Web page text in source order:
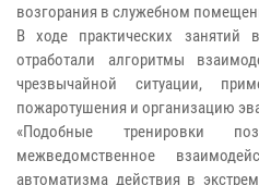
возгорания в служебном
В ходе практических занятий
отработали алгоритмы
чрезвычайной ситуации,
пожаротушения и организацию
«Подобные тренировки
межведомственное
автоматизма действия в